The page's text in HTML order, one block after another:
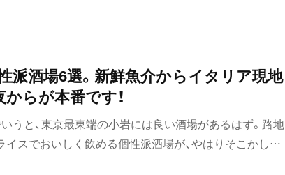
とができる。この夏は都会の喧騒から離れ、信州の里
包まれながら、心と身体をゆっくりと解きほぐす。日
ひとときを過ごしたい。
派酒場6選。新鮮魚介からイタリア現地
らが本番です！
うと、東京最東端の小岩には良い酒場があるはず。路地
イスでおいしく飲める個性派酒場が、やはりそこかしこ
るほど、酩酊（めいてい）しました～。